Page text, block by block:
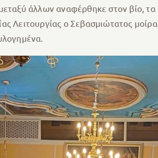
άλλων αναφέρθηκε στον βίο,
Λειτουργίας ο Σεβασμιώτατος